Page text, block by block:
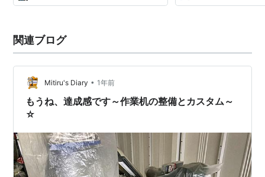
関連ブログ
Mitiru's Diary • 1年前
もうね、達成感です～作業机の整備とカスタム～
☆